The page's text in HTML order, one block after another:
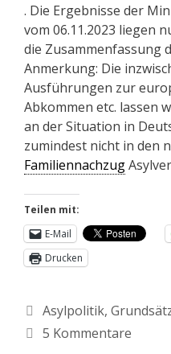
. Die Ergebnisse der
vom 06.11.2023 liegen
die Zusammenfassung
Anmerkung: Die
Ausführungen zur
Abkommen etc. lassen
an der Situation in
zumindest nicht in den
Familiennachzug
Teilen mit:
E-Mail
Drucken
Asylpolitik,
5 Kommentare